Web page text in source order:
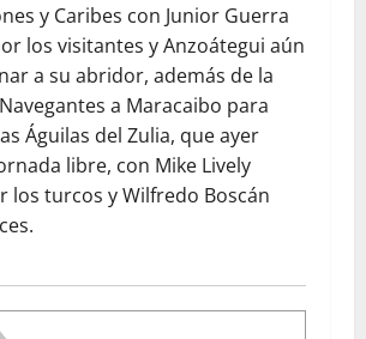
y Caribes con Junior Guerra
los visitantes y Anzoátegui aún
a su abridor, además de la
a Maracaibo para
Águilas del Zulia, que ayer
libre, con Mike Lively
los turcos y Wilfredo Boscán